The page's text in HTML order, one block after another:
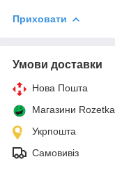
Приховати
Умови доставки
Нова Пошта
Магазини Rozetka
Укрпошта
Самовивіз